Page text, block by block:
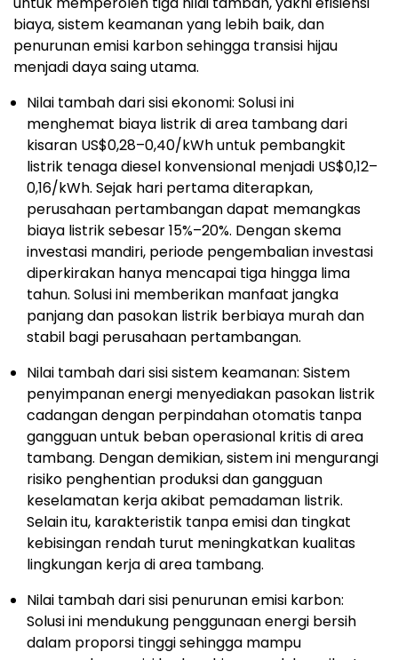
biaya, sistem keamanan yang lebih baik, dan
penurunan emisi karbon sehingga transisi hijau
menjadi daya saing utama.
Nilai tambah dari sisi ekonomi: Solusi ini
menghemat biaya listrik di area tambang dari
kisaran US$0,28–0,40/kWh untuk pembangkit
listrik tenaga diesel konvensional menjadi US$0,12–
0,16/kWh. Sejak hari pertama diterapkan,
perusahaan pertambangan dapat memangkas
biaya listrik sebesar 15%–20%. Dengan skema
investasi mandiri, periode pengembalian investasi
diperkirakan hanya mencapai tiga hingga lima
tahun. Solusi ini memberikan manfaat jangka
panjang dan pasokan listrik berbiaya murah dan
stabil bagi perusahaan pertambangan.
Nilai tambah dari sisi sistem keamanan: Sistem
penyimpanan energi menyediakan pasokan listrik
cadangan dengan perpindahan otomatis tanpa
gangguan untuk beban operasional kritis di area
tambang. Dengan demikian, sistem ini mengurangi
risiko penghentian produksi dan gangguan
keselamatan kerja akibat pemadaman listrik.
Selain itu, karakteristik tanpa emisi dan tingkat
kebisingan rendah turut meningkatkan kualitas
lingkungan kerja di area tambang.
Nilai tambah dari sisi penurunan emisi karbon:
Solusi ini mendukung penggunaan energi bersih
dalam proporsi tinggi sehingga mampu